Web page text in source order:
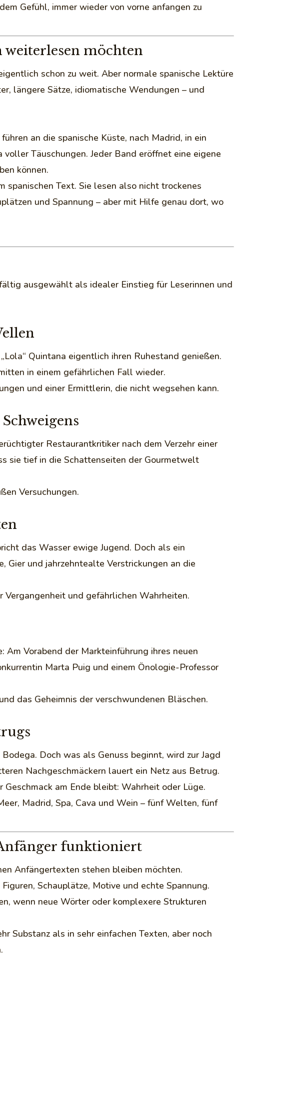
Gefühl, immer wieder von vorne anfangen zu
weiterlesen möchten
schon zu weit. Aber normale spanische Lektüre
längere Sätze, idiomatische Wendungen – und
an die spanische Küste, nach Madrid, in ein
Täuschungen. Jeder Band eröffnet eine eigene
können.
Text. Sie lesen also nicht trockenes
und Spannung – aber mit Hilfe genau dort, wo
ausgewählt als idealer Einstieg für Leserinnen und
Quintana eigentlich ihren Ruhestand genießen.
in einem gefährlichen Fall wieder.
und einer Ermittlerin, die nicht wegsehen kann.
Restaurantkritiker nach dem Verzehr einer
sie tief in die Schattenseiten der Gourmetwelt
Versuchungen.
das Wasser ewige Jugend. Doch als ein
Gier und jahrzehntealte Verstrickungen an die
und gefährlichen Wahrheiten.
Am Vorabend der Markteinführung ihres neuen
Marta Puig und einem Önologie-Professor
das Geheimnis der verschwundenen Bläschen.
Doch was als Genuss beginnt, wird zur Jagd
Nachgeschmäckern lauert ein Netz aus Betrug.
am Ende bleibt: Wahrheit oder Lüge.
Madrid, Spa, Cava und Wein – fünf Welten, fünf
funktioniert
Anfängertexten stehen bleiben möchten.
Schauplätze, Motive und echte Spannung.
wenn neue Wörter oder komplexere Strukturen
Substanz als in sehr einfachen Texten, aber noch